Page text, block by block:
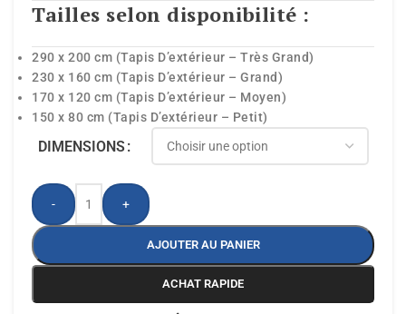
Tailles selon disponibilité :
290 x 200 cm (Tapis D’extérieur – Très Grand)
230 x 160 cm (Tapis D’extérieur – Grand)
170 x 120 cm (Tapis D’extérieur – Moyen)
150 x 80 cm (Tapis D’extérieur – Petit)
DIMENSIONS
- +
AJOUTER AU PANIER
ACHAT RAPIDE